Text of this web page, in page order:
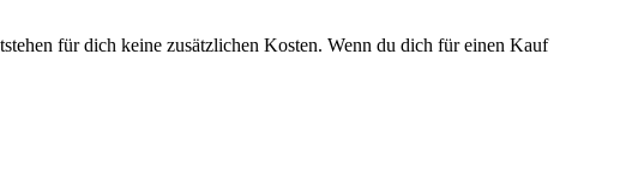
für dich keine zusätzlichen Kosten. Wenn du dich für einen Kauf